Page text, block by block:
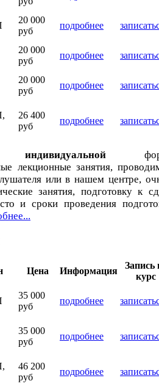
20 000
руб
подробнее
20 000
руб
подробнее
20 000
руб
подробнее
26 400
руб
подробнее
в индивидуальной
лекционные занятия,
или в нашем центре,
занятия, подготовку к
и сроки проведения
Цена Информация
Запись
курс
35 000
руб
подробнее
35 000
руб
подробнее
46 200
руб
подробнее